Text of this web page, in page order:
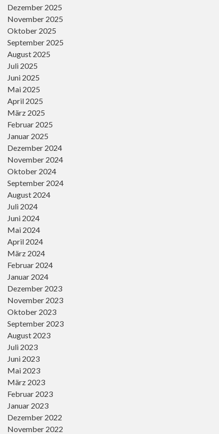
Dezember 2025
November 2025
Oktober 2025
September 2025
August 2025
Juli 2025
Juni 2025
Mai 2025
April 2025
März 2025
Februar 2025
Januar 2025
Dezember 2024
November 2024
Oktober 2024
September 2024
August 2024
Juli 2024
Juni 2024
Mai 2024
April 2024
März 2024
Februar 2024
Januar 2024
Dezember 2023
November 2023
Oktober 2023
September 2023
August 2023
Juli 2023
Juni 2023
Mai 2023
März 2023
Februar 2023
Januar 2023
Dezember 2022
November 2022